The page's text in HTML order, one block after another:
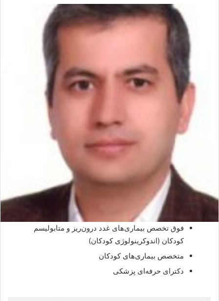
فوق تخصص بیماری‌های غدد درون‌ریز و متابولیسم
کودکان (اندوکرینولوژی کودکان)
متخصص بیماری‌های کودکان
دکترای حرفه‌ای پزشکی